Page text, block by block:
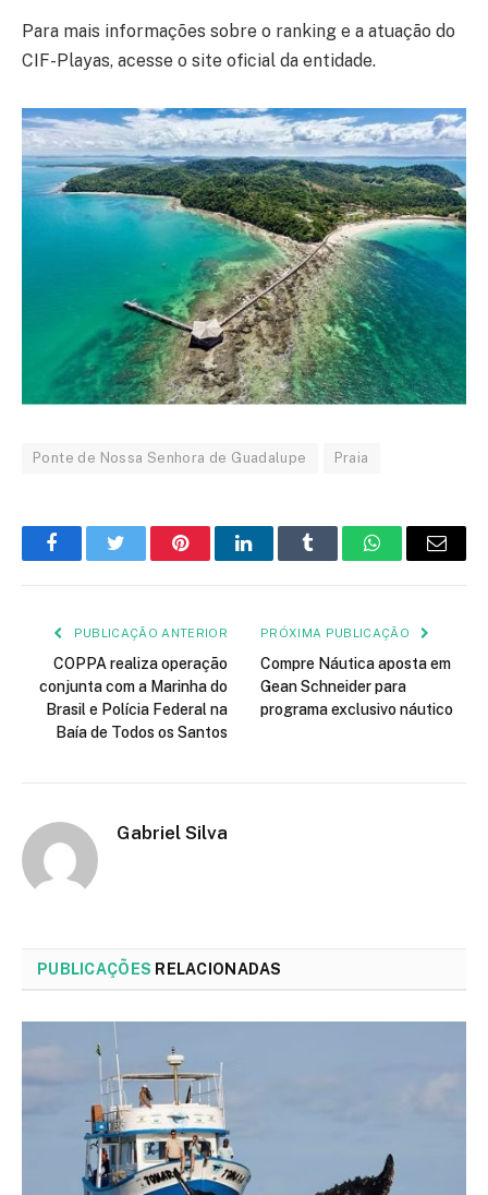
Para mais informações sobre o ranking e a atuação do
CIF-Playas, acesse o site oficial da entidade.
Ponte de Nossa Senhora de Guadalupe Praia
FacebookTwitter PinterestLinkedInTumblr WhatsApp
E-
PUBLICAÇÃO ANTERIOR
COPPA realiza operação
conjunta com a Marinha do
Brasil e Polícia Federal na
Baía de Todos os Santos
PRÓXIMA PUBLICAÇÃO
Compre Náutica aposta em
Gean Schneider para
programa exclusivo náutico
Gabriel Silva
PUBLICAÇÕES RELACIONADAS